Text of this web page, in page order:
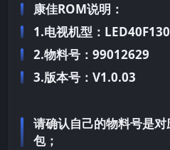
康佳ROM说明：
1.电视机型：
2.物料号：99012629
3.版本号：V1.0.03
请确认自己的物料号是
包；